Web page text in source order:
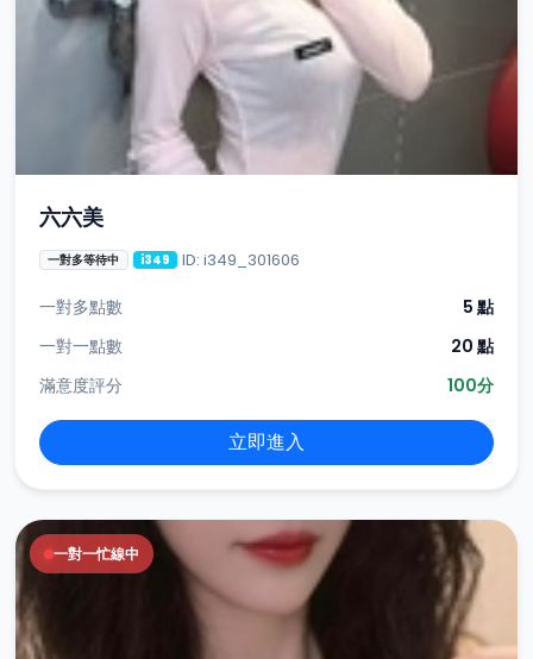
六六美
一對多等待中 i349 ID: i349_301606
一對多點數
5 點
一對一點數
20 點
滿意度評分
100分
立即進入
一對一忙線中